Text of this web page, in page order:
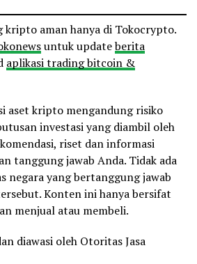
kripto aman hanya di Tokocrypto.
untuk updateberita
aplikasi trading bitcoin &
aset kripto mengandung risiko
investasi yang diambil oleh
riset dan informasi
tanggung jawab Anda. Tidak ada
negara yang bertanggung jawab
Konten ini hanya bersifat
menjual atau membeli.
diawasi oleh Otoritas Jasa